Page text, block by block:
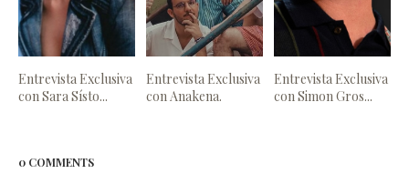
Entrevista Exclusiva
con Sara Sísto...
Entrevista Exclusiva
con Anakena.
Entrevista Exclusiva
con Simon Gros...
0 COMMENTS